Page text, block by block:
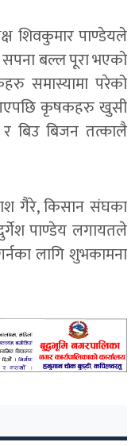
शिवकुमार पाण्डेयले
बल्ल पूरा भएको
समास्यामा परेको
आएपछि कृषकहरु खुसी
बिउ बिजन तत्कालै
गैरे, किसान संघका
पाण्डेय लगायतले
लागि शुभकामना